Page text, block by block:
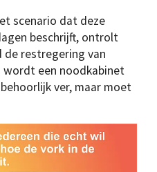
scenario dat deze
beschrijft, ontrolt
de restregering van
wordt een noodkabinet
ver, maar moet